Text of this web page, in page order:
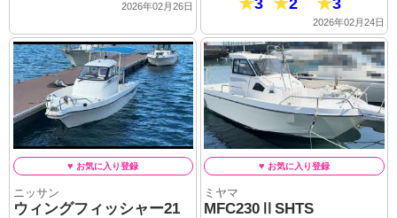
2026年02月26日
2026年02月24日
ニッサン
ウィングフィッシャー21
ミヤマ
MFC230ⅡSHTS